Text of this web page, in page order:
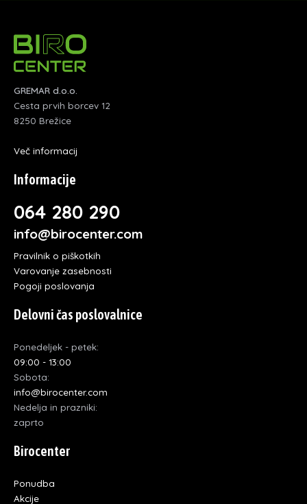
GREMAR d.o.o.
Cesta prvih borcev 12
8250 Brežice
Več informacij
Informacije
064 280 290
info@birocenter.com
Pravilnik o piškotkih
Varovanje zasebnosti
Pogoji poslovanja
Delovni čas poslovalnice
Ponedeljek - petek:
09:00 - 13:00
Sobota:
info@birocenter.com
Nedelja in prazniki:
zaprto
Birocenter
Ponudba
Akcije